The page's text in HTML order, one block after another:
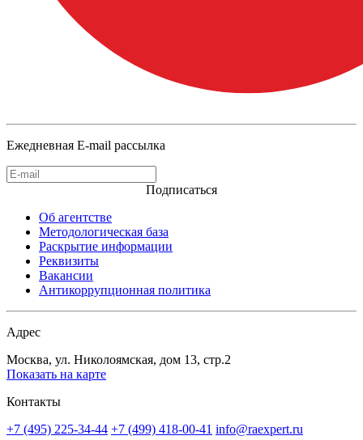
Ежедневная E-mail рассылка
Подписаться
Об агентстве
Методологическая база
Раскрытие информации
Реквизиты
Вакансии
Антикоррупционная политика
Адрес
Москва, ул. Николоямская, дом 13, стр.2
Показать на карте
Контакты
+7 (495) 225-34-44 +7 (499) 418-00-41 info@raexpert.ru